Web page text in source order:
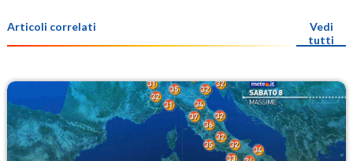
Articoli correlati
Vedi
tutti